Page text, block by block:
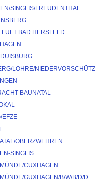
SINGLIS/FREUDENTHAL
LUFT BAD HERSFELD
LOHRE/NIEDERVORSCHÜTZ
BAUNATAL
EFZE
OBERZWEHREN
SINGLIS
CUXHAGEN
GUXHAGEN/B/W/B/D/D